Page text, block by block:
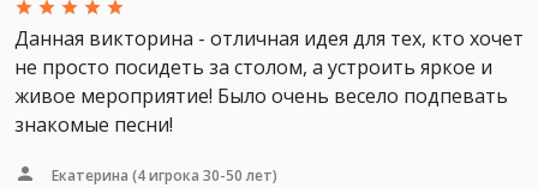
Данная викторина - отличная идея для тех, кто хочет
не просто посидеть за столом, а устроить яркое и
живое мероприятие! Было очень весело подпевать
знакомые песни!
Екатерина (4 игрока 30-50 лет)